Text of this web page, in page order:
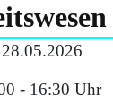
28.05.2026
- 16:30 Uhr